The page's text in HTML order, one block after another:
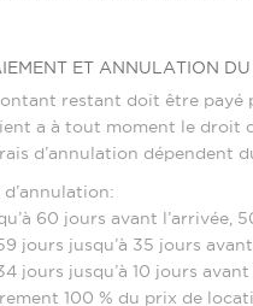
ET ANNULATION
restant doit être payé
a à tout moment le droit
d’annulation dépendent
d’annulation:
60 jours avant l’arrivée,
jours jusqu’à 35 jours
jours jusqu’à 10 jours
100 % du prix de